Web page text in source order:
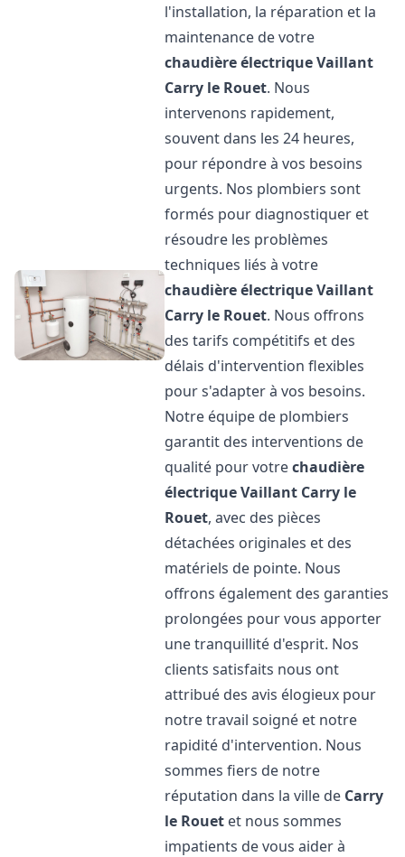
l'installation, la réparation et la
maintenance de votre
chaudière électrique Vaillant
Carry le Rouet. Nous
intervenons rapidement,
souvent dans les 24 heures,
pour répondre à vos besoins
urgents. Nos plombiers sont
formés pour diagnostiquer et
résoudre les problèmes
techniques liés à votre
chaudière électrique Vaillant
Carry le Rouet. Nous offrons
des tarifs compétitifs et des
délais d'intervention flexibles
pour s'adapter à vos besoins.
Notre équipe de plombiers
garantit des interventions de
qualité pour votrechaudière
électrique Vaillant Carry le
Rouet, avec des pièces
détachées originales et des
matériels de pointe. Nous
offrons également des garanties
prolongées pour vous apporter
une tranquillité d'esprit. Nos
clients satisfaits nous ont
attribué des avis élogieux pour
notre travail soigné et notre
rapidité d'intervention. Nous
sommes fiers de notre
réputation dans la ville de Carry
le Rouet et nous sommes
impatients de vous aider à